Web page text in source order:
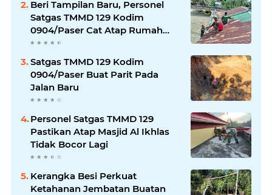
Beri Tampilan Baru, Personel
Satgas TMMD 129 Kodim
0904/Paser Cat Atap Rumah
Marbot
Satgas TMMD 129 Kodim
0904/Paser Buat Parit Pada
Jalan Baru
Personel Satgas TMMD 129
Pastikan Atap Masjid Al Ikhlas
Tidak Bocor Lagi
Kerangka Besi Perkuat
Ketahanan Jembatan Buatan